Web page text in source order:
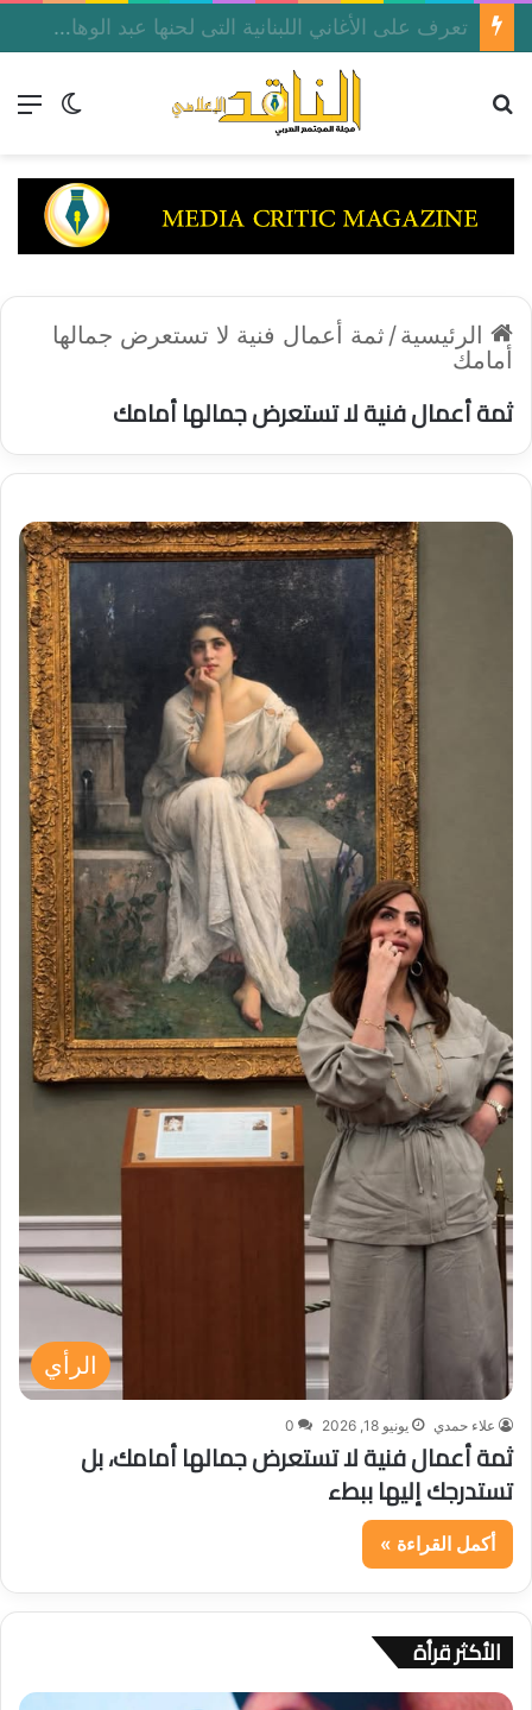
تعرف على الأغاني اللبنانية التى لحنها عبد الوهاب لصباح فى أغاني منسيه على إذاعة القاهرة الكبرى الأخذ
الوضع
الرئيسية/ ثمة أعمال فنية لا تستعرض جمالها
أمامك
ثمة أعمال فنية لا تستعرض جمالها أمامك
الرأي
علاء حمدي يونيو 18, 2026 0
ثمة أعمال فنية لا تستعرض جمالها أمامك، بل
تستدرجك إليها ببطء
أكمل القراءة »
الأكثر قرأة